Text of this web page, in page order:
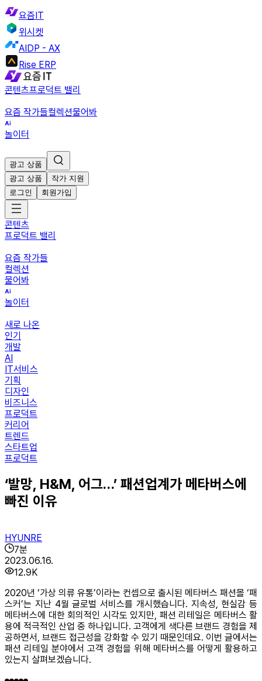
요즘IT
위시켓
AIDP - AX
Rise ERP
콘텐츠프로덕트 밸리
요즘 작가들컬렉션물어봐
놀이터
광고 상품
광고 상품
작가 지원
로그인
회원가입
콘텐츠
프로덕트 밸리
요즘 작가들
컬렉션
물어봐
놀이터
새로 나온
인기
개발
AI
IT서비스
기획
디자인
비즈니스
프로덕트
커리어
트렌드
스타트업
프로덕트
‘발망, H&M, 어그…’ 패션업계가 메타버스에
빠진 이유
HYUNRE
7분
2023.06.16.
12.9K
2020년 ‘가상 의류 유통’이라는 컨셉으로 출시된 메타버스 패션몰 ‘패
스커’는 지난 4월 글로벌 서비스를 개시했습니다. 지속성, 현실감 등
메타버스에 대한 회의적인 시각도 있지만, 패션 리테일은 메타버스 활
용에 적극적인 산업 중 하나입니다. 고객에게 색다른 브랜드 경험을 제
공하면서, 브랜드 접근성을 강화할 수 있기 때문인데요. 이번 글에서는
패션 리테일 분야에서 고객 경험을 위해 메타버스를 어떻게 활용하고
있는지 살펴보겠습니다.